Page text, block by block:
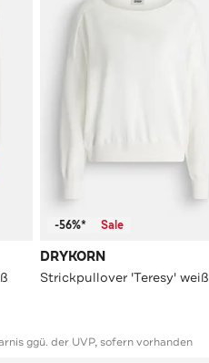
-56%* Sale
DRYKORN
Strickpullover 'Teresy' weiß
ggü. der UVP, sofern vorhanden